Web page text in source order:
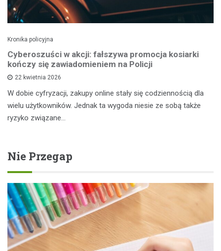
Kronika policyjna
Cyberoszuści w akcji: fałszywa promocja kosiarki
kończy się zawiadomieniem na Policji
22 kwietnia 2026
W dobie cyfryzacji, zakupy online stały się codziennością dla
wielu użytkowników. Jednak ta wygoda niesie ze sobą także
ryzyko związane…
Nie Przegap